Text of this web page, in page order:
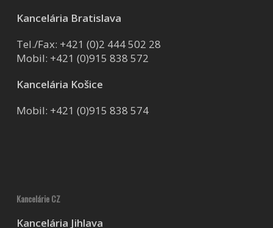
Kancelária Bratislava
Tel./Fax: +421 (0)2 444 502 28
Mobil: +421 (0)915 838 572
Kancelária Košice
Mobil: +421 (0)915 838 574
Kancelárie CZ
Kancelária Jihlava